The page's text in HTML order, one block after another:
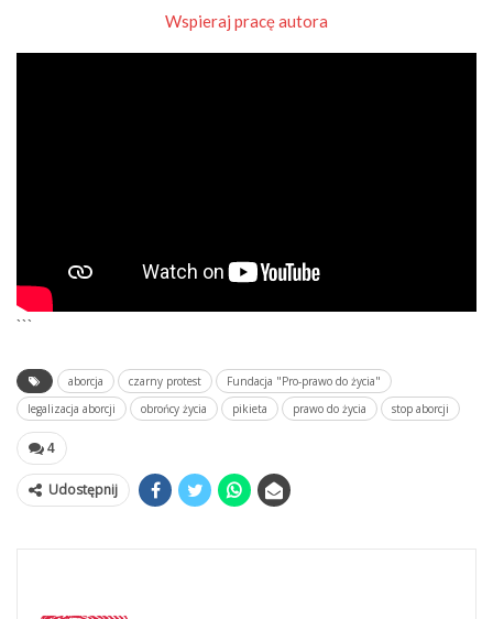
Wspieraj pracę autora
```
aborcja czarny protest
Fundacja "Pro-prawo do życia"
legalizacja aborcji
obrońcy życia pikieta prawo do życia stop aborcji
4
Udostępnij